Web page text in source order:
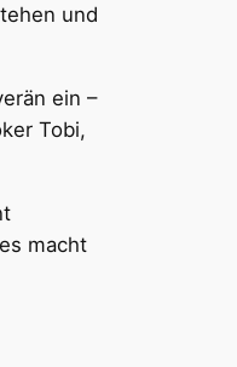
und
ein –
Tobi,
macht